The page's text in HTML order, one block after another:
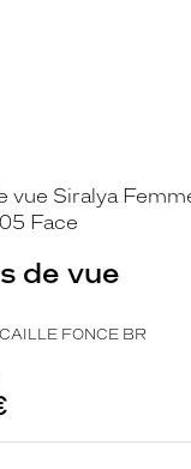
de vue
FONCE BR